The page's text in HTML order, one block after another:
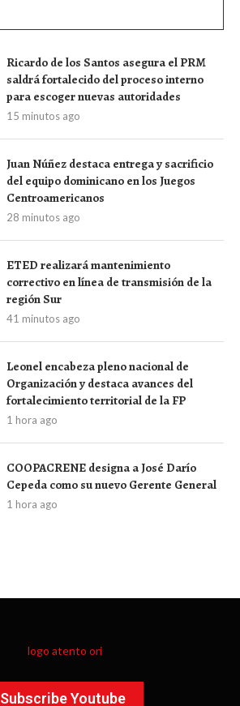
Ricardo de los Santos asegura el PRM
saldrá fortalecido del proceso interno
para escoger nuevas autoridades
15 minutos ago
Juan Núñez destaca entrega y sacrificio
del equipo dominicano en los Juegos
Centroamericanos
28 minutos ago
ETED realizará mantenimiento
correctivo en línea de transmisión de la
región Sur
41 minutos ago
Leonel encabeza pleno nacional de
Organización y destaca avances del
fortalecimiento territorial de la FP
1 hora ago
COOPACRENE designa a José Darío
Cepeda como su nuevo Gerente General
1 hora ago
Subscribe Youtube